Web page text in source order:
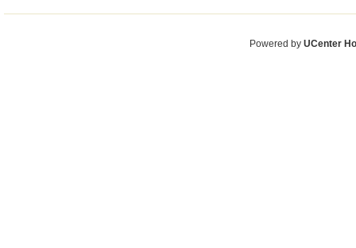
Powered by UCenter